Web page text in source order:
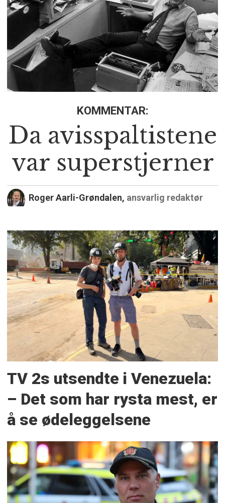
KOMMENTAR:
Da avisspaltistene
var superstjerner
Roger Aarli-Grøndalen, ansvarlig redaktør
TV 2s utsendte i Venezuela:
– Det som har rysta mest, er
å se ødeleggelsene